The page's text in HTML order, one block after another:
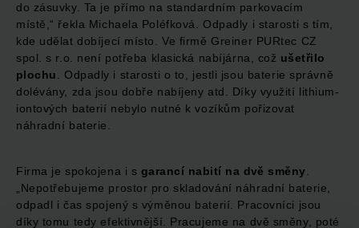
do zásuvky. Ta je přímo na standardním parkovacím
místě,“ řekla Michaela Poléfková. Odpadly i starosti s tím,
kde udělat dobíjecí místo. Ve firmě Greiner PURtec CZ
spol. s r.o. není potřeba klasická nabíjárna, což ušetřilo
plochu. Odpadly i starosti o to, jestli jsou baterie správně
dolévány, zda jsou dobře nabíjeny atd. Díky využití lithium-
iontových baterií nebylo nutné k vozíkům pořizovat
náhradní baterie.
Firma je spokojena i s garancí nabití na dvě směny.
„Nepotřebujeme prostor pro skladování náhradní baterie,
odpadl i čas spojený s výměnou baterií. Pracovníci jsou
díky tomu tedy efektivnější. Pracujeme na dvě směny, poté